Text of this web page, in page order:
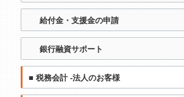
給付金・支援金の申請
銀行融資サポート
■ 税務会計 -法人のお客様